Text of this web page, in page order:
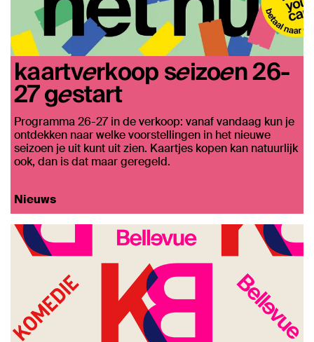
kaartverkoop seizoen 26-
27 gestart
Programma 26-27 in de verkoop: vanaf vandaag kun je
ontdekken naar welke voorstellingen in het nieuwe
seizoen je uit kunt uit zien. Kaartjes kopen kan natuurlijk
ook, dan is dat maar geregeld.
Nieuws